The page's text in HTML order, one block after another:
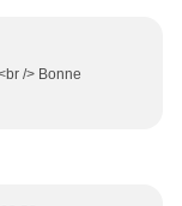
/> Bonne